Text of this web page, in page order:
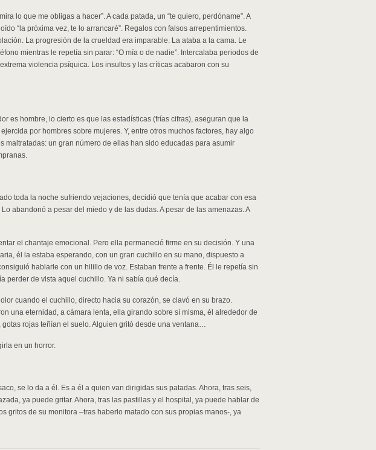
lo que me obligas a hacer”. A cada patada, un “te quiero, perdóname”. A
“la próxima vez, te lo arrancaré”. Regalos con falsos arrepentimientos.
La progresión de la crueldad era imparable. La ataba a la cama. Le
mientras le repetía sin parar: “O mía o de nadie”. Intercalaba periodos de
violencia psíquica. Los insultos y las críticas acabaron con su
es hombre, lo cierto es que las estadísticas (frías cifras), aseguran que la
por hombres sobre mujeres. Y, entre otros muchos factores, hay algo
maltratadas: un gran número de ellas han sido educadas para asumir
toda la noche sufriendo vejaciones, decidió que tenía que acabar con esa
abandonó a pesar del miedo y de las dudas. A pesar de las amenazas. A
el chantaje emocional. Pero ella permaneció firme en su decisión. Y una
él la estaba esperando, con un gran cuchillo en su mano, dispuesto a
hablarle con un hilillo de voz. Estaban frente a frente. Él le repetía sin
perder de vista aquel cuchillo. Ya ni sabía qué decía.
cuando el cuchillo, directo hacia su corazón, se clavó en su brazo.
una eternidad, a cámara lenta, ella girando sobre sí misma, él alrededor de
rojas teñían el suelo. Alguien gritó desde una ventana…
en un horror.
se lo da a él. Es a él a quien van dirigidas sus patadas. Ahora, tras seis,
ya puede gritar. Ahora, tras las pastillas y el hospital, ya puede hablar de
gritos de su monitora –tras haberlo matado con sus propias manos-, ya